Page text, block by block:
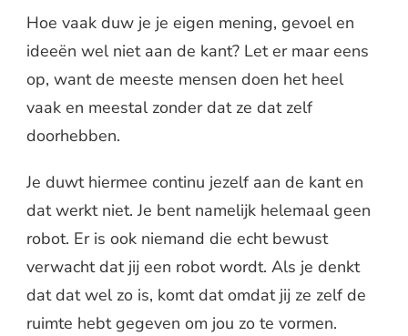
Hoe vaak duw je je eigen mening, gevoel en
ideeën wel niet aan de kant? Let er maar eens
op, want de meeste mensen doen het heel
vaak en meestal zonder dat ze dat zelf
doorhebben.
Je duwt hiermee continu jezelf aan de kant en
dat werkt niet. Je bent namelijk helemaal geen
robot. Er is ook niemand die echt bewust
verwacht dat jij een robot wordt. Als je denkt
dat dat wel zo is, komt dat omdat jij ze zelf de
ruimte hebt gegeven om jou zo te vormen.